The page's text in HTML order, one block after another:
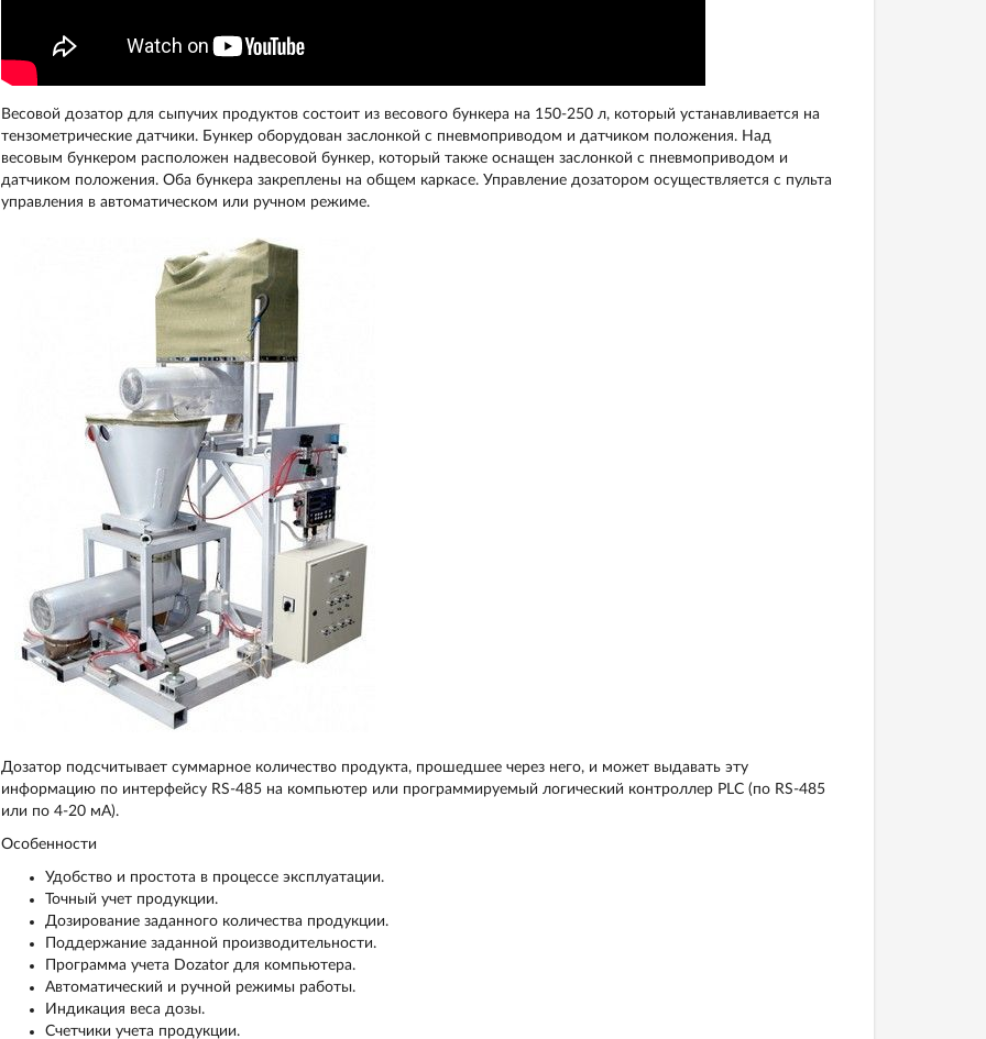
Весовой дозатор для сыпучих продуктов состоит из весового бункера на 150-250 л, который устанавливается на
тензометрические датчики. Бункер оборудован заслонкой с пневмоприводом и датчиком положения. Над
весовым бункером расположен надвесовой бункер, который также оснащен заслонкой с пневмоприводом и
датчиком положения. Оба бункера закреплены на общем каркасе. Управление дозатором осуществляется с пульта
управления в автоматическом или ручном режиме.
Дозатор подсчитывает суммарное количество продукта, прошедшее через него, и может выдавать эту
информацию по интерфейсу RS-485 на компьютер или программируемый логический контроллер РLC (по RS-485
или по 4-20 мА).
Особенности
Удобство и простота в процессе эксплуатации.
Точный учет продукции.
Дозирование заданного количества продукции.
Поддержание заданной производительности.
Программа учета Dozator для компьютера.
Автоматический и ручной режимы работы.
Индикация веса дозы.
Счетчики учета продукции.